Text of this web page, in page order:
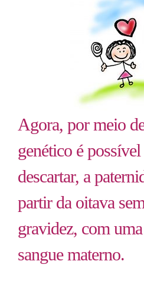
Agora, por meio
genético é
descartar, a
partir da oitava
gravidez, com
sangue materno.